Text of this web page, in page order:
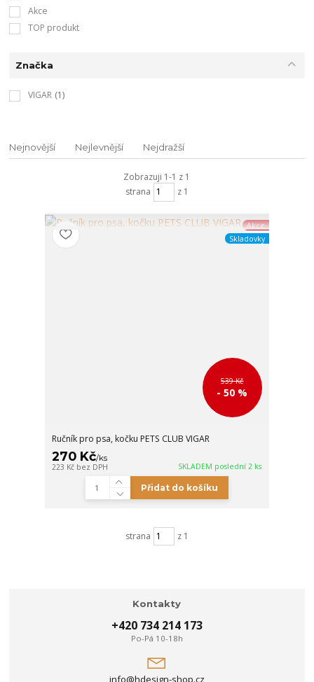
Akce
TOP produkt
Značka
VIGAR (1)
Nejnovější Nejlevnější Nejdražší
Zobrazuji 1-1 z 1
strana
z 1
Akce
Skladovky
539 Kč
- 50 %
Ručník pro psa, kočku PETS CLUB VIGAR
270 Kč/ks
223 Kč bez DPH SKLADEM poslední 2 ks
Přidat do košíku
strana z 1
Kontakty
+420 734 214 173
Po-Pá 10-18h
info@hdesign-shop.cz